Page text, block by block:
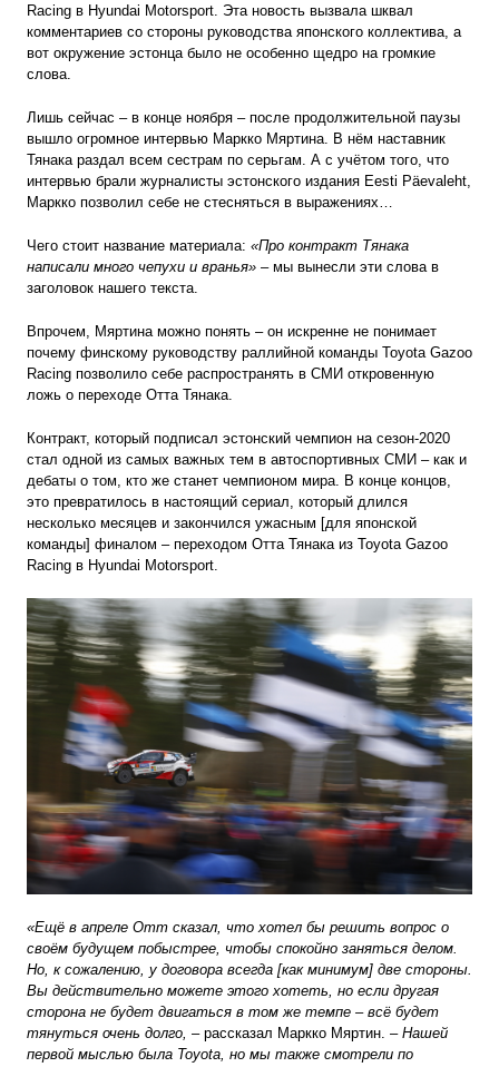
Racing в Hyundai Motorsport. Эта новость вызвала шквал
комментариев со стороны руководства японского коллектива, а
вот окружение эстонца было не особенно щедро на громкие
слова.
Лишь сейчас – в конце ноября – после продолжительной паузы
вышло огромное интервью Маркко Мяртина. В нём наставник
Тянака раздал всем сестрам по серьгам. А с учётом того, что
интервью брали журналисты эстонского издания Eesti Päevaleht,
Маркко позволил себе не стесняться в выражениях…
Чего стоит название материала: «Про контракт Тянака
написали много чепухи и вранья» – мы вынесли эти слова в
заголовок нашего текста.
Впрочем, Мяртина можно понять – он искренне не понимает
почему финскому руководству раллийной команды Toyota Gazoo
Racing позволило себе распространять в СМИ откровенную
ложь о переходе Отта Тянака.
Контракт, который подписал эстонский чемпион на сезон-2020
стал одной из самых важных тем в автоспортивных СМИ – как и
дебаты о том, кто же станет чемпионом мира. В конце концов,
это превратилось в настоящий сериал, который длился
несколько месяцев и закончился ужасным [для японской
команды] финалом – переходом Отта Тянака из Toyota Gazoo
Racing в Hyundai Motorsport.
«Ещё в апреле Отт сказал, что хотел бы решить вопрос о
своём будущем побыстрее, чтобы спокойно заняться делом.
Но, к сожалению, у договора всегда [как минимум] две стороны.
Вы действительно можете этого хотеть, но если другая
сторона не будет двигаться в том же темпе – всё будет
тянуться очень долго, – рассказал Маркко Мяртин. – Нашей
первой мыслью была Toyota, но мы также смотрели по